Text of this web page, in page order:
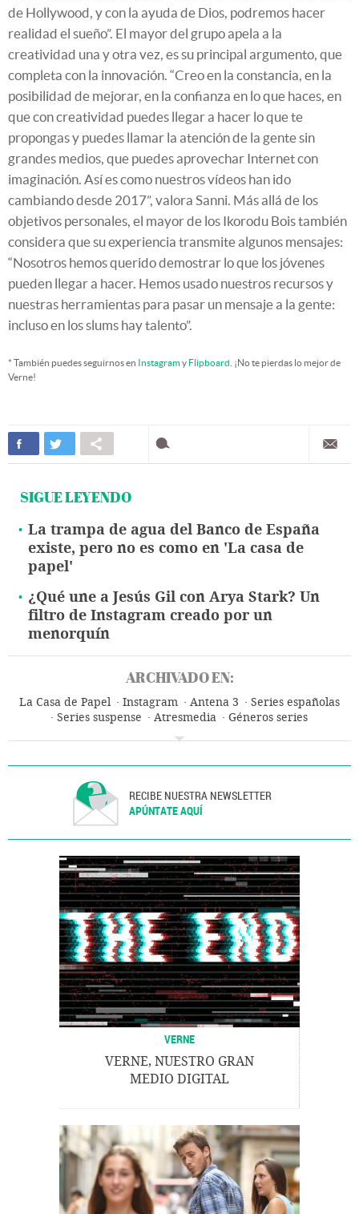
de Hollywood, y con la ayuda de Dios, podremos hacer
realidad el sueño”. El mayor del grupo apela a la
creatividad una y otra vez, es su principal argumento, que
completa con la innovación. “Creo en la constancia, en la
posibilidad de mejorar, en la confianza en lo que haces, en
que con creatividad puedes llegar a hacer lo que te
propongas y puedes llamar la atención de la gente sin
grandes medios, que puedes aprovechar Internet con
imaginación. Así es como nuestros vídeos han ido
cambiando desde 2017”, valora Sanni. Más allá de los
objetivos personales, el mayor de los Ikorodu Bois también
considera que su experiencia transmite algunos mensajes:
“Nosotros hemos querido demostrar lo que los jóvenes
pueden llegar a hacer. Hemos usado nuestros recursos y
nuestras herramientas para pasar un mensaje a la gente:
incluso en los slums hay talento”.
* También puedes seguirnos en Instagramy Flipboard . ¡No te pierdas lo mejor de
Verne!
SIGUE LEYENDO
La trampa de agua del Banco de España
existe, pero no es como en 'La casa de
papel'
¿Qué une a Jesús Gil con Arya Stark? Un
filtro de Instagram creado por un
menorquín
ARCHIVADO EN:
La Casa de Papel Instagram Antena 3
Series españolas
Series suspense
Atresmedia
Géneros series
Empresas
Televisión Medios comunicación
Economía
RECIBE NUESTRA NEWSLETTER
APÚNTATE AQUÍ
VERNE
VERNE, NUESTRO GRAN
MEDIO DIGITAL